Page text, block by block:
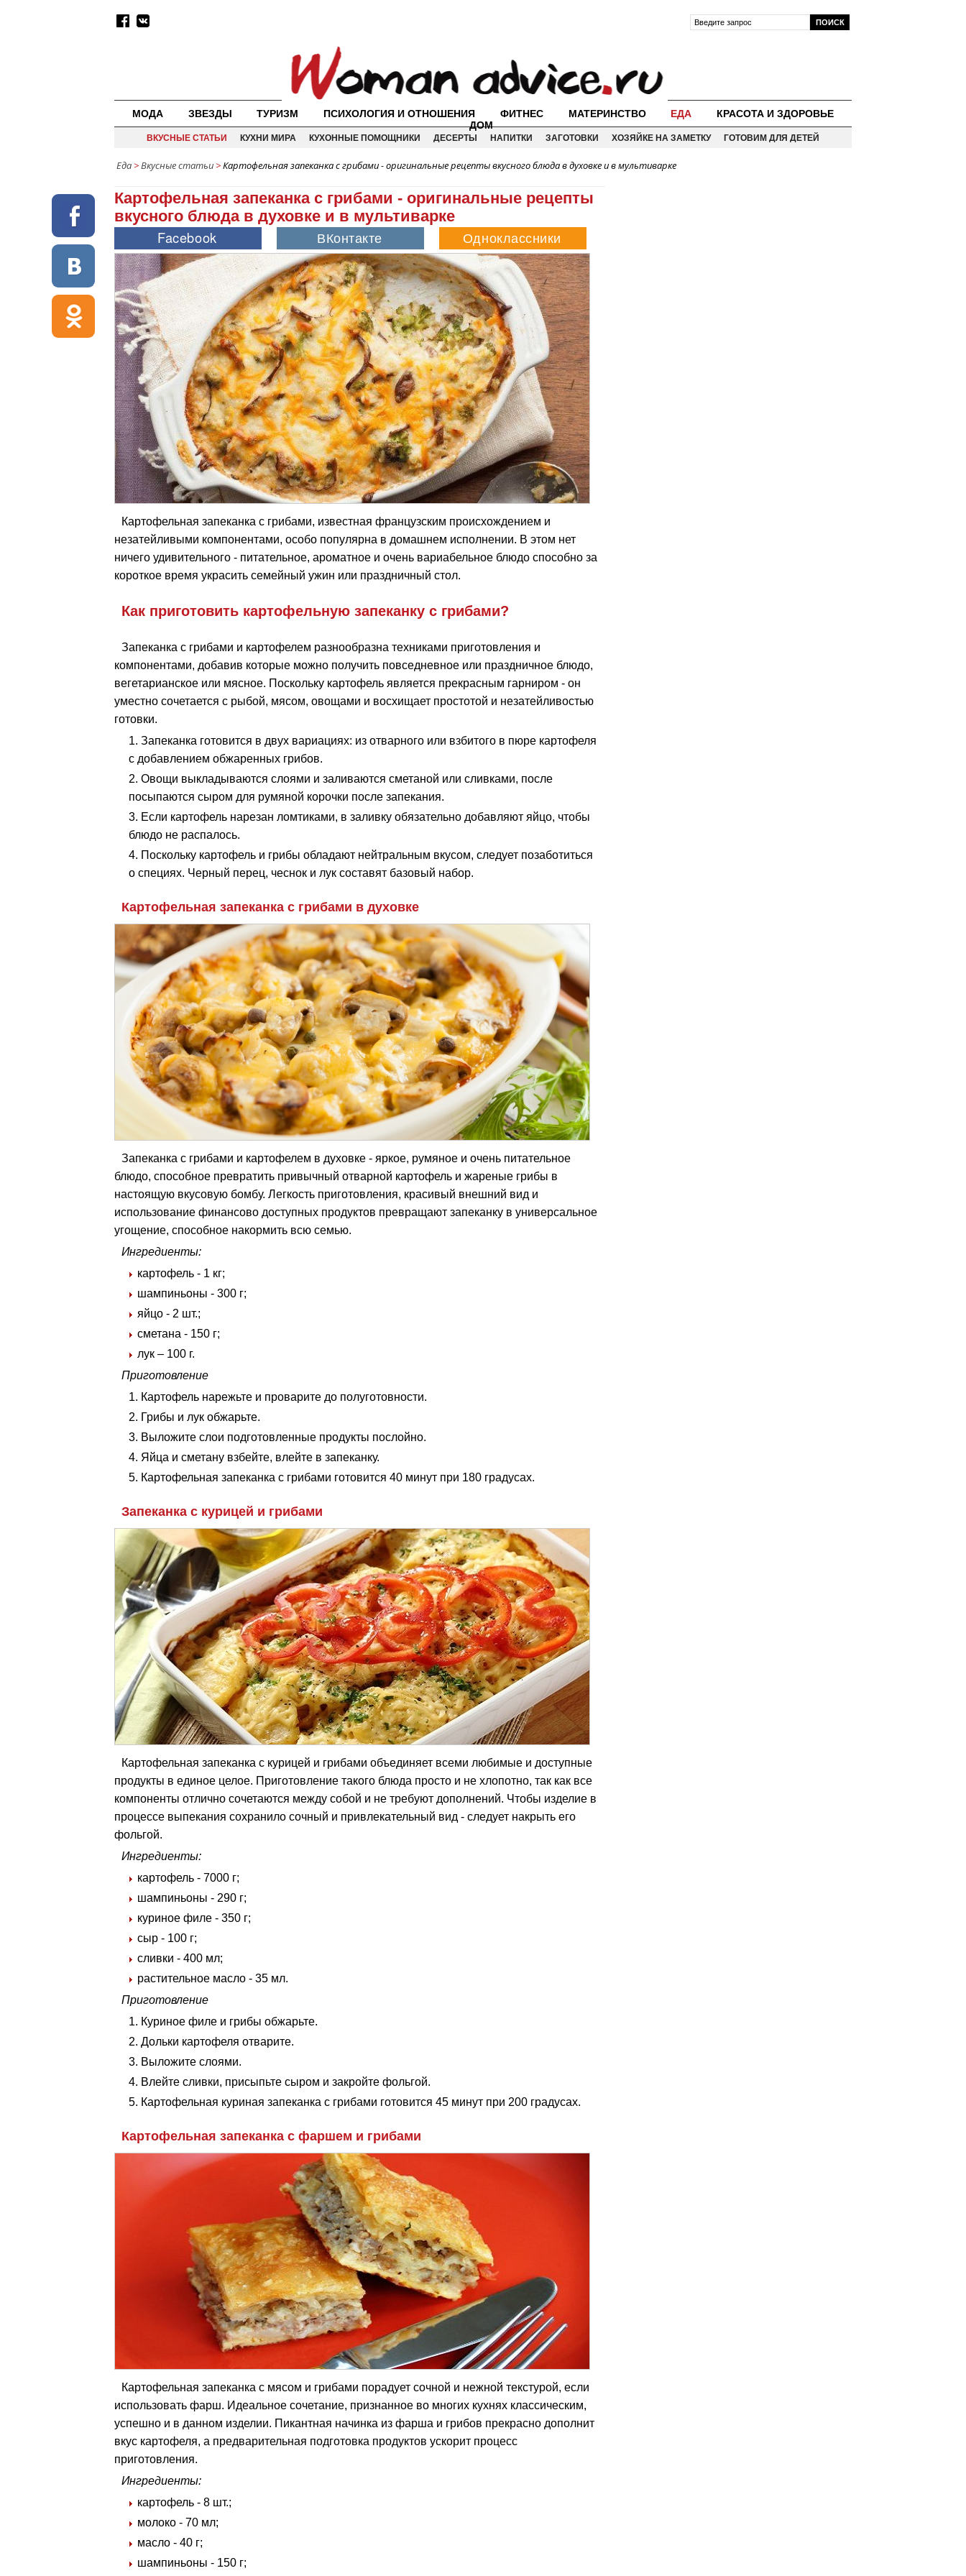
МОДА ЗВЕЗДЫ ТУРИЗМ ПСИХОЛОГИЯ И ОТНОШЕНИЯ ФИТНЕС МАТЕРИНСТВО ЕДА
КРАСОТА И ЗДОРОВЬЕ
ДОМ
ВКУСНЫЕ СТАТЬИ КУХНИ МИРА КУХОННЫЕ ПОМОЩНИКИ ДЕСЕРТЫ НАПИТКИ ЗАГОТОВКИ ХОЗЯЙКЕ НА ЗАМЕТКУ ГОТОВИМ ДЛЯ ДЕТЕЙ
Еда >Вкусные статьи >Картофельная запеканка с грибами - оригинальные рецепты вкусного блюда в духовке и в мультиварке
Картофельная запеканка с грибами - оригинальные рецепты
вкусного блюда в духовке и в мультиварке
Картофельная запеканка с грибами, известная французским происхождением и
незатейливыми компонентами, особо популярна в домашнем исполнении. В этом нет
ничего удивительного - питательное, ароматное и очень вариабельное блюдо способно за
короткое время украсить семейный ужин или праздничный стол.
Как приготовить картофельную запеканку с грибами?
Запеканка с грибами и картофелем разнообразна техниками приготовления и
компонентами, добавив которые можно получить повседневное или праздничное блюдо,
вегетарианское или мясное. Поскольку картофель является прекрасным гарниром - он
уместно сочетается с рыбой, мясом, овощами и восхищает простотой и незатейливостью
готовки.
Запеканка готовится в двух вариациях: из отварного или взбитого в пюре картофеля
с добавлением обжаренных грибов.
Овощи выкладываются слоями и заливаются сметаной или сливками, после
посыпаются сыром для румяной корочки после запекания.
Если картофель нарезан ломтиками, в заливку обязательно добавляют яйцо, чтобы
блюдо не распалось.
Поскольку картофель и грибы обладают нейтральным вкусом, следует позаботиться
о специях. Черный перец, чеснок и лук составят базовый набор.
Картофельная запеканка с грибами в духовке
Запеканка с грибами и картофелем в духовке - яркое, румяное и очень питательное
блюдо, способное превратить привычный отварной картофель и жареные грибы в
настоящую вкусовую бомбу. Легкость приготовления, красивый внешний вид и
использование финансово доступных продуктов превращают запеканку в универсальное
угощение, способное накормить всю семью.
Ингредиенты:
картофель - 1 кг;
шампиньоны - 300 г;
яйцо - 2 шт.;
сметана - 150 г;
лук – 100 г.
Приготовление
Картофель нарежьте и проварите до полуготовности.
Грибы и лук обжарьте.
Выложите слои подготовленные продукты послойно.
Яйца и сметану взбейте, влейте в запеканку.
Картофельная запеканка с грибами готовится 40 минут при 180 градусах.
Запеканка с курицей и грибами
Картофельная запеканка с курицей и грибами объединяет всеми любимые и доступные
продукты в единое целое. Приготовление такого блюда просто и не хлопотно, так как все
компоненты отлично сочетаются между собой и не требуют дополнений. Чтобы изделие в
процессе выпекания сохранило сочный и привлекательный вид - следует накрыть его
фольгой.
Ингредиенты:
картофель - 7000 г;
шампиньоны - 290 г;
куриное филе - 350 г;
сыр - 100 г;
сливки - 400 мл;
растительное масло - 35 мл.
Приготовление
Куриное филе и грибы обжарьте.
Дольки картофеля отварите.
Выложите слоями.
Влейте сливки, присыпьте сыром и закройте фольгой.
Картофельная куриная запеканка с грибами готовится 45 минут при 200 градусах.
Картофельная запеканка с фаршем и грибами
Картофельная запеканка с мясом и грибами порадует сочной и нежной текстурой, если
использовать фарш. Идеальное сочетание, признанное во многих кухнях классическим,
успешно и в данном изделии. Пикантная начинка из фарша и грибов прекрасно дополнит
вкус картофеля, а предварительная подготовка продуктов ускорит процесс
приготовления.
Ингредиенты:
картофель - 8 шт.;
молоко - 70 мл;
масло - 40 г;
шампиньоны - 150 г;